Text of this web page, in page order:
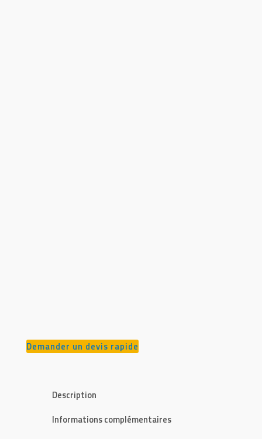
Demander un devis rapide
Description
Informations complémentaires